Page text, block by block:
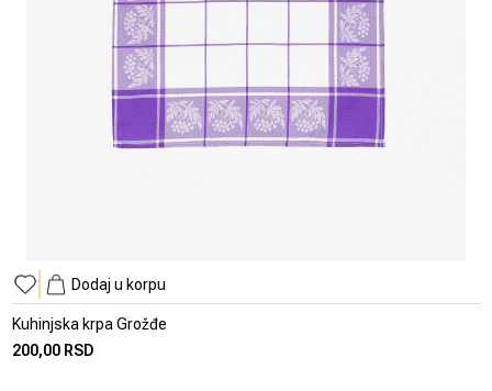
Dodaj u korpu
Kuhinjska krpa Grožđe
200,00 RSD